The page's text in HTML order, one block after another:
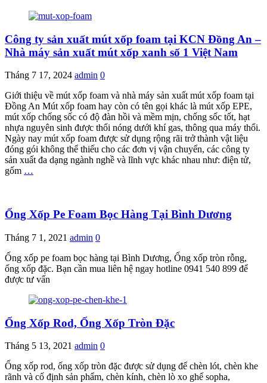
Công ty sản xuất mút xốp foam tại KCN Đồng An –
Nhà máy sản xuất mút xốp xanh số 1 Việt Nam
Tháng 7 17, 2024 admin 0
Giới thiệu về mút xốp foam và nhà máy sản xuất mút xốp foam tại
Đồng An Mút xốp foam hay còn có tên gọi khác là mút xốp EPE,
mút xốp chống sốc có độ đàn hồi và mềm mịn, chống sốc tốt, hạt
nhựa nguyên sinh được thổi nóng dưới khí gas, thông qua máy thổi.
Ngày nay mút xốp foam được sử dụng rộng rãi trở thành vật liệu
đóng gói không thể thiếu cho các đơn vị vận chuyển, các công ty
sản xuất đa dạng ngành nghề và lĩnh vực khác nhau như: điện tử,
gốm …
Ống Xốp Pe Foam Bọc Hàng Tại Bình Dương
Tháng 7 1, 2021 admin 0
Ống xốp pe foam bọc hàng tại Bình Dương, Ống xốp tròn rỗng,
ống xốp đặc. Bạn cần mua liên hệ ngay hotline 0941 540 899 để
được tư vấn
Ống Xốp Rod, Ống Xốp Tròn Đặc
Tháng 5 13, 2021 admin 0
Ống xốp rod, ống xốp tròn đặc được sử dụng để chèn lót, chèn khe
rãnh và cố định sản phẩm, chèn kính, chèn lò xo ghế sopha,